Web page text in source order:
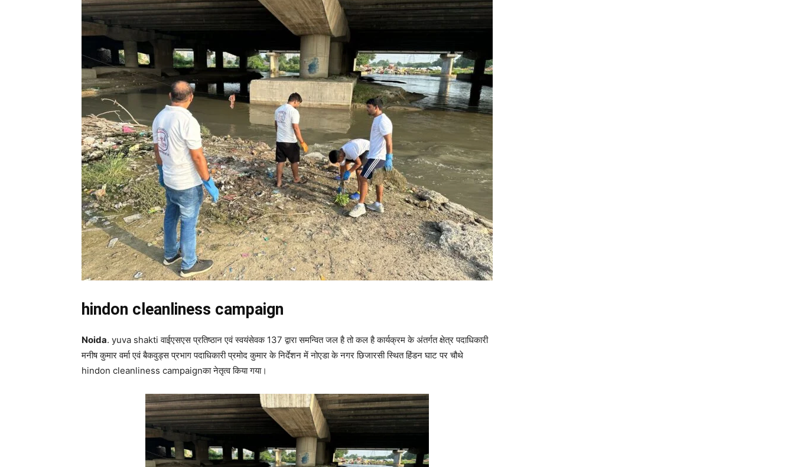
hindon cleanliness campaign
Noida. yuva shakti वाईएसएस प्रतिष्ठान एवं स्वयंसेवक 137 द्वारा समन्वित जल है तो कल है कार्यक्रम के अंतर्गत क्षेत्र पदाधिकारी
मनीष कुमार वर्मा एवं बैकवुड्स प्रभाग पदाधिकारी प्रमोद कुमार के निर्देशन में नोएडा के नगर छिजारसी स्थित हिंडन घाट पर चौथे
hindon cleanliness campaignका नेतृत्व किया गया।